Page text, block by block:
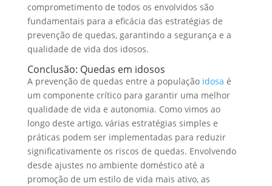
comprometimento de todos os envolvidos são
fundamentais para a eficácia das estratégias de
prevenção de quedas, garantindo a segurança e a
qualidade de vida dos idosos.
Conclusão: Quedas em idosos
A prevenção de quedas entre a população idosa é
um componente crítico para garantir uma melhor
qualidade de vida e autonomia. Como vimos ao
longo deste artigo, várias estratégias simples e
práticas podem ser implementadas para reduzir
significativamente os riscos de quedas. Envolvendo
desde ajustes no ambiente doméstico até a
promoção de um estilo de vida mais ativo, as